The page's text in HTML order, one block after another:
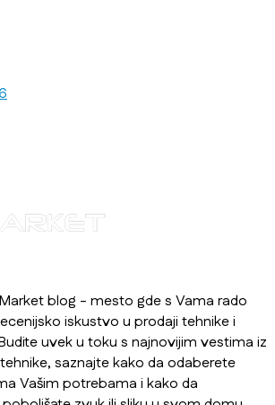
blog - mesto gde s Vama rado
iskustvo u prodaji tehnike i
uvek u toku s najnovijim vestima iz
saznajte kako da odaberete
Vašim potrebama i kako da